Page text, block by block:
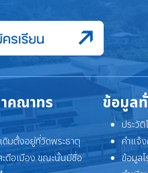
คณาทร
มตั้งอยู่ที่วัดพระธาตุ
อเมือง ขณะนั้นมีชื่อ
ข้อมูล
ประวั
คำแจ้
ข้อมูล